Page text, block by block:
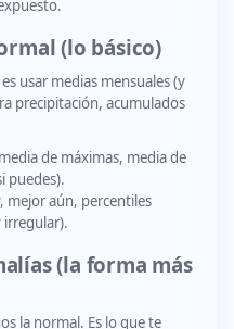
(lo básico)
usar medias mensuales (y
precipitación, acumulados
de máximas, media de
puedes).
mejor aún, percentiles
irregular).
(la forma más
la normal. Es lo que te